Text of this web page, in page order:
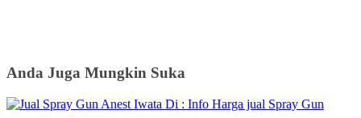
Anda Juga Mungkin Suka